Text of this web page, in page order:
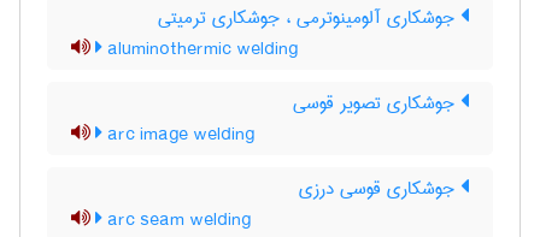
جوشکاری آلومینوترمی ، جوشکاری ترمیتی
aluminothermic welding
جوشکاری تصویر قوسی
arc image welding
جوشکاری قوسی درزی
arc seam welding